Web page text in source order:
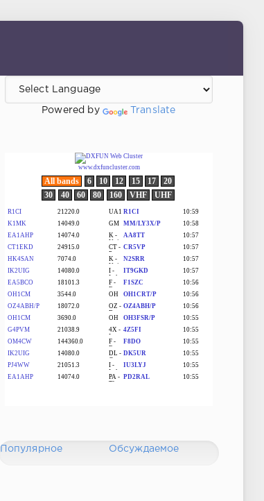
Powered by Translate
Популярное Обсуждаемое